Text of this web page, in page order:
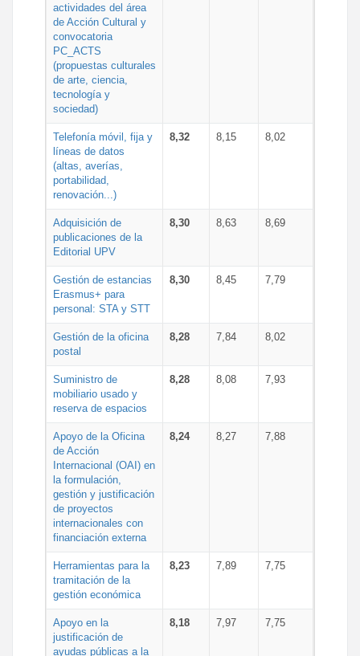
actividades del área
de Acción Cultural y
convocatoria
PC_ACTS
(propuestas culturales
de arte, ciencia,
tecnología y
sociedad)
Telefonía móvil, fija y
líneas de datos
(altas, averías,
portabilidad,
renovación...)
8,32 8,15 8,02
Adquisición de
publicaciones de la
Editorial UPV
8,30 8,63 8,69
Gestión de estancias
Erasmus+ para
personal: STA y STT
8,30 8,45 7,79
Gestión de la oficina
postal
8,28 7,84 8,02
Suministro de
mobiliario usado y
reserva de espacios
8,28 8,08 7,93
Apoyo de la Oficina
de Acción
Internacional (OAI) en
la formulación,
gestión y justificación
de proyectos
internacionales con
financiación externa
8,24 8,27 7,88
Herramientas para la
tramitación de la
gestión económica
8,23 7,89 7,75
Apoyo en la
justificación de
ayudas públicas a la
8,18 7,97 7,75